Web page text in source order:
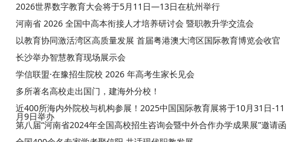
2026世界数字教育大会将于5月11日—13日在杭州举行
河南省 2026 全国中高本衔接人才培养研讨会 暨职教升学交流会
以教育协同激活湾区高质量发展 首届粤港澳大湾区国际教育博览会收官
长沙举办智慧教育现场展示会
学信联盟·在豫招生院校 2026 年高考生家长见会
多所著名高校走出国门，建海外分校！
近400所海内外院校与机构参展！2025中国国际教育展将于10月31日-11
月9日举办
第八届“河南省2024年全国高校招生咨询会暨中外合作办学成果展”邀请函